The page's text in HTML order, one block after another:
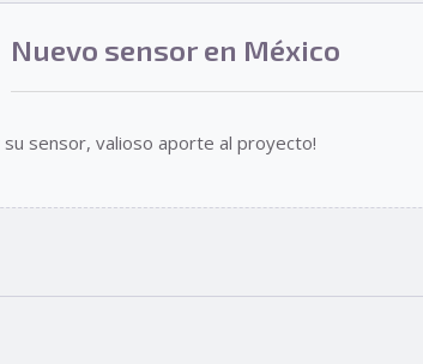
Nuevo sensor en México
su sensor, valioso aporte al proyecto!